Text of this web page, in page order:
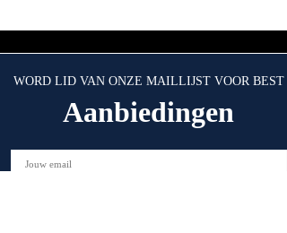
WORD LID VAN ONZE MAILLIJST VOOR BEST
Aanbiedingen